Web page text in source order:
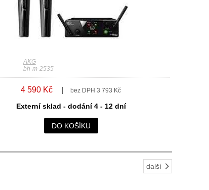
AKG
bh-m-2535
4 590 Kč bez DPH 3 793 Kč
Externí sklad - dodání 4 - 12 dní
DO KOŠÍKU
další